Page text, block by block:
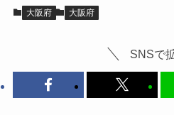
大阪府 大阪府
SNSで